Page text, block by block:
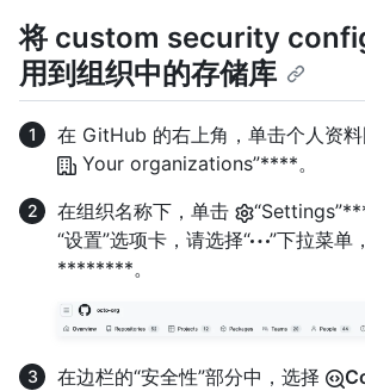
将 custom security
用到组织中的存储库
在 GitHub 的右上角，单击个人资
Your organizations”****。
在组织名称下，单击
“设置”选项卡，请选择“
”下拉菜单
********。
在边栏的“安全性”部分中，选择